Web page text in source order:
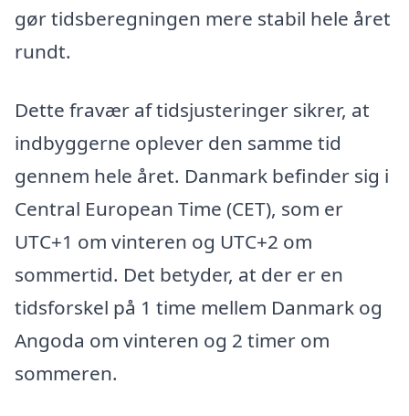
gør tidsberegningen mere stabil hele året
rundt.
Dette fravær af tidsjusteringer sikrer, at
indbyggerne oplever den samme tid
gennem hele året. Danmark befinder sig i
Central European Time (CET), som er
UTC+1 om vinteren og UTC+2 om
sommertid. Det betyder, at der er en
tidsforskel på 1 time mellem Danmark og
Angoda om vinteren og 2 timer om
sommeren.